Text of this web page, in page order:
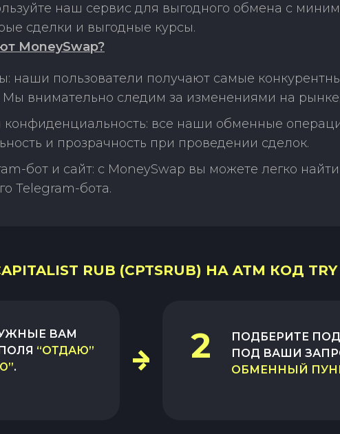
наш сервис для выгодного обмена с
сделки и выгодные курсы.
MoneySwap?
наши пользователи получают самые
Мы внимательно следим за изменениями на
конфиденциальность: все наши обменные
и прозрачность при проведении сделок.
бот и сайт: с MoneySwap вы можете легко
Telegram-бота.
RUB (CPTSRUB) НА ATM КОД TRY
ВАМ
“ОТДАЮ”
.
2
ПОДБЕРИТЕ
ПОД ВАШИ
ОБМЕННЫЙ